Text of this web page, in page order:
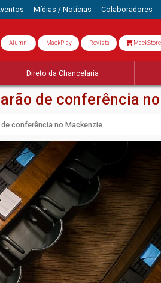
Mídias / Notícias Colaboradores
Alumni MackPlay Revista MackStore
Direto da Chancelaria
de conferência
conferência no Mackenzie